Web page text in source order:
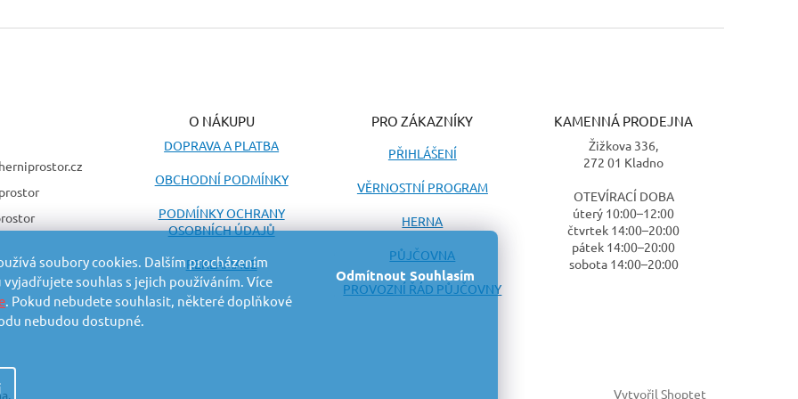
soubory cookies. Dalším procházením
souhlas s jejich používáním. Více
. Pokud nebudete souhlasit, některé doplňkové
nebudou dostupné.
Odmítnout Souhlasím
herniprostor.cz
O NÁKUPU
DOPRAVA A PLATBA
OBCHODNÍ PODMÍNKY
PODMÍNKY OCHRANY
OSOBNÍCH ÚDAJŮ
REKLAMACE
PRO ZÁKAZNÍKY
PŘIHLÁŠENÍ
VĚRNOSTNÍ PROGRAM
HERNA
PŮJČOVNA
PROVOZNÍ ŘÁD PŮJČOVNY
KAMENNÁ PRODEJNA
Žižkova 336,
272 01 Kladno
OTEVÍRACÍ DOBA
úterý 10:00–12:00
čtvrtek 14:00–20:00
pátek 14:00–20:00
sobota 14:00–20:00
Vytvořil Shoptet